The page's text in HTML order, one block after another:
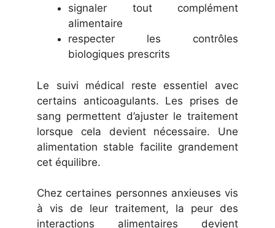
signaler tout complément
alimentaire
respecter les contrôles
biologiques prescrits
Le suivi médical reste essentiel avec
certains anticoagulants. Les prises de
sang permettent d’ajuster le traitement
lorsque cela devient nécessaire. Une
alimentation stable facilite grandement
cet équilibre.
Chez certaines personnes anxieuses vis
à vis de leur traitement, la peur des
interactions alimentaires devient